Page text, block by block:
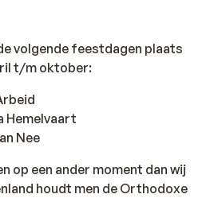
volgende feestdagen plaats
t/m oktober:
Hemelvaart
Nee
op een ander moment dan wij
houdt men de Orthodoxe